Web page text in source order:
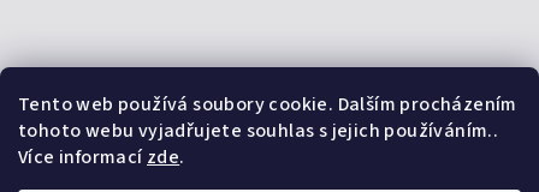
Tento web používá soubory cookie. Dalším procházením
tohoto webu vyjadřujete souhlas s jejich používáním..
Více informacízde.
Přijímáme online platby